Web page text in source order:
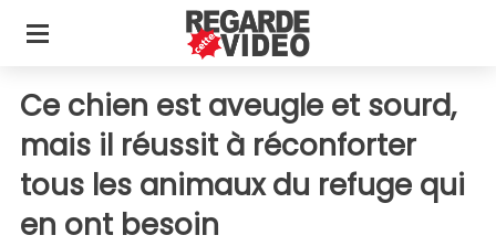
Ce chien est aveugle et sourd,
mais il réussit à réconforter
tous les animaux du refuge qui
en ont besoin